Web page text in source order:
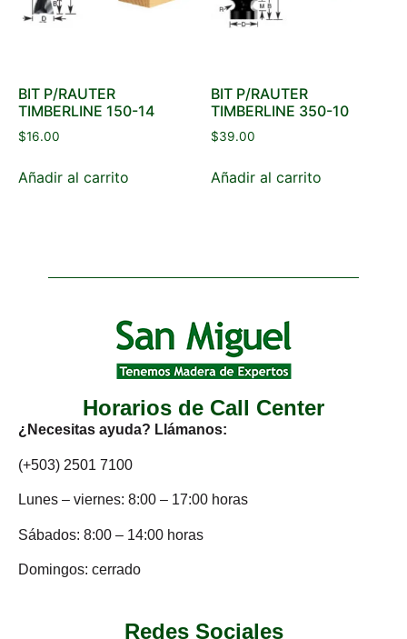
BIT P/RAUTER
TIMBERLINE 150-14
$16.00
Añadir al carrito
BIT P/RAUTER
TIMBERLINE 350-10
$39.00
Añadir al carrito
Horarios de Call Center
¿Necesitas ayuda? Llámanos:
(+503) 2501 7100
Lunes – viernes: 8:00 – 17:00 horas
Sábados: 8:00 – 14:00 horas
Domingos: cerrado
Redes Sociales